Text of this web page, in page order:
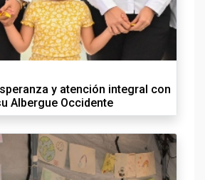
y atención integral con
Albergue Occidente